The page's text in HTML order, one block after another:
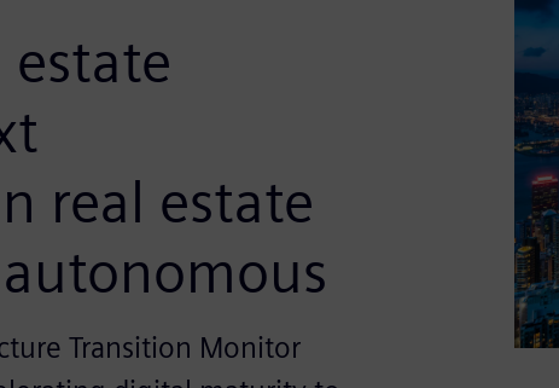
real estate
Transition Monitor